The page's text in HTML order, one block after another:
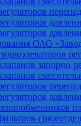
ОАО
запорно-